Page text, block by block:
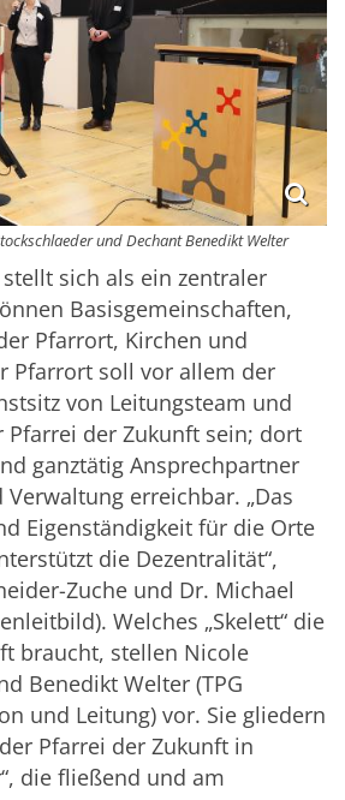
und Dechant Benedikt Welter
stellt sich als ein zentraler
Basisgemeinschaften,
Pfarrort, Kirchen und
Pfarrort soll vor allem der
von Leitungsteam und
Pfarrei der Zukunft sein; dort
ganztätig Ansprechpartner
erreichbar. „Das
Eigenständigkeit für die Orte
die Dezentralität“,
Zuche und Dr. Michael
Welches „Skelett“ die
braucht, stellen Nicole
Benedikt Welter (TPG
und Leitung) vor. Sie gliedern
Pfarrei der Zukunft in
die fließend und am